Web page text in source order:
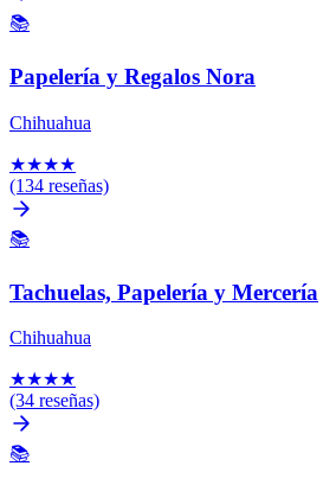
📚
Papelería y Regalos Nora
Chihuahua
★★★★
(134 reseñas)
📚
Tachuelas, Papelería y Mercería
Chihuahua
★★★★
(34 reseñas)
📚